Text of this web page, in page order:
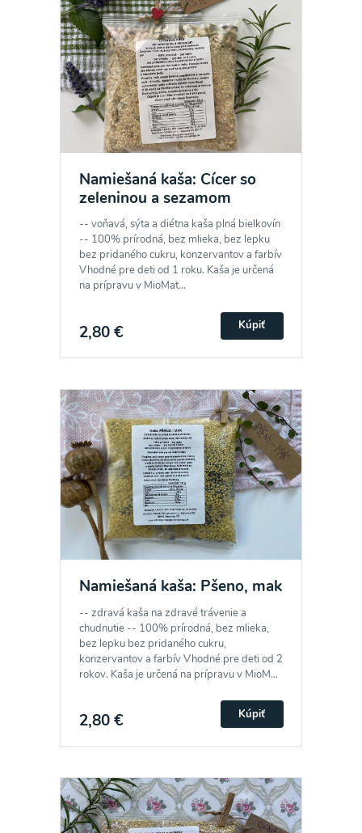
Namiešaná kaša: Cícer so
zeleninou a sezamom
-- voňavá, sýta a diétna kaša plná bielkovín
-- 100% prírodná, bez mlieka, bez lepku
bez pridaného cukru, konzervantov a farbív
Vhodné pre deti od 1 roku. Kaša je určená
na prípravu v MioMat...
2,80 € Kúpiť
Namiešaná kaša: Pšeno, mak
-- zdravá kaša na zdravé trávenie a
chudnutie -- 100% prírodná, bez mlieka,
bez lepku bez pridaného cukru,
konzervantov a farbív Vhodné pre deti od 2
rokov. Kaša je určená na prípravu v MioM...
2,80 € Kúpiť